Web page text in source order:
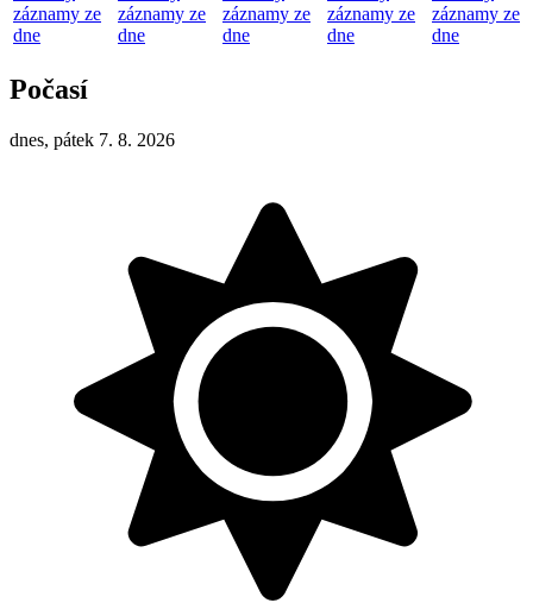
záznamy ze
dne
záznamy ze
dne
záznamy ze
dne
záznamy ze
dne
záznamy ze
dne
Počasí
dnes, pátek 7. 8. 2026